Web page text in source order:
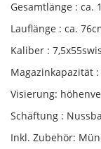
Gesamtlänge : ca.
Lauflänge : ca.
Kaliber :
Magazinkapazität
Visierung:
Schäftung :
Inkl. Zubehör: